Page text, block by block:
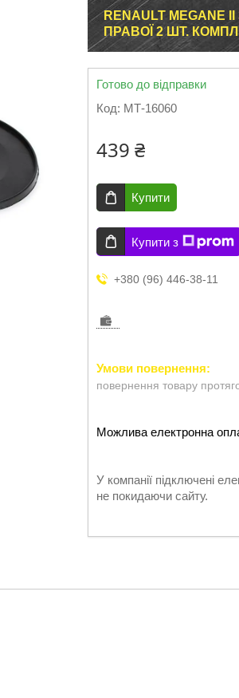
RENAULT MEGANE
ПРАВОЇ 2 ШТ.
Готово до відправки
Код: МТ-16060
439 ₴
Купити
Купити з
+380 (96) 446-38-11
повернення товару
У компанії підключені
не покидаючи сайту.